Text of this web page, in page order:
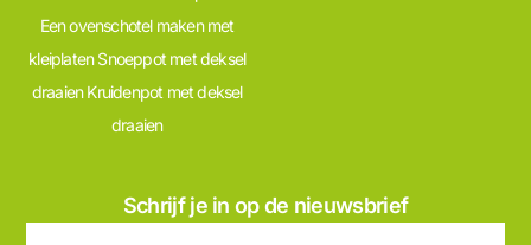
Een ovenschotel maken met
kleiplaten Snoeppot met deksel
draaien Kruidenpot met deksel
draaien
Schrijf je in op de nieuwsbrief